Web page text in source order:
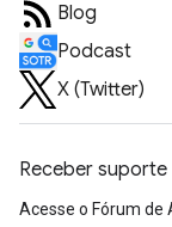
Blog
Podcast
X (Twitter)
Receber suporte
Acesse o Fórum de